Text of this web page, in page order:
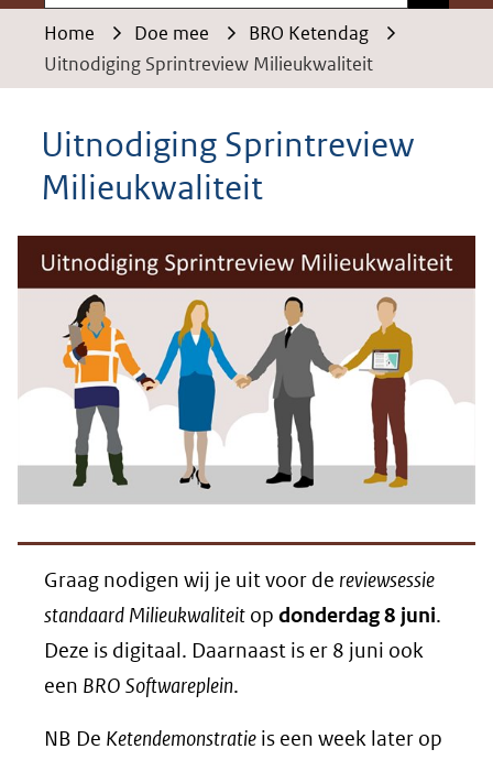
Home Doe mee
BRO Ketendag
Uitnodiging Sprintreview Milieukwaliteit
Uitnodiging Sprintreview
Milieukwaliteit
Graag nodigen wij je uit voor de reviewsessie
standaard Milieukwaliteit op donderdag 8 juni.
Deze is digitaal. Daarnaast is er 8 juni ook
een BRO Softwareplein.
NB De Ketendemonstratie is een week later op